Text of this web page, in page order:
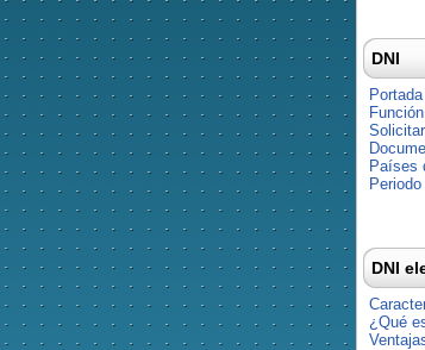
DNI
Portada
Países
DNI
¿Qué